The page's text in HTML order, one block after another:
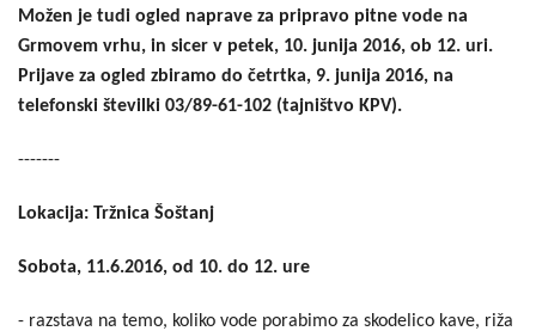
Možen je tudi ogled naprave za pripravo pitne vode na
Grmovem vrhu, in sicer v petek, 10. junija 2016, ob 12. uri.
Prijave za ogled zbiramo do četrtka, 9. junija 2016, na
telefonski številki 03/89-61-102 (tajništvo KPV).
-------
Lokacija: Tržnica Šoštanj
Sobota, 11.6.2016, od 10. do 12. ure
- razstava na temo, koliko vode porabimo za skodelico kave, riža